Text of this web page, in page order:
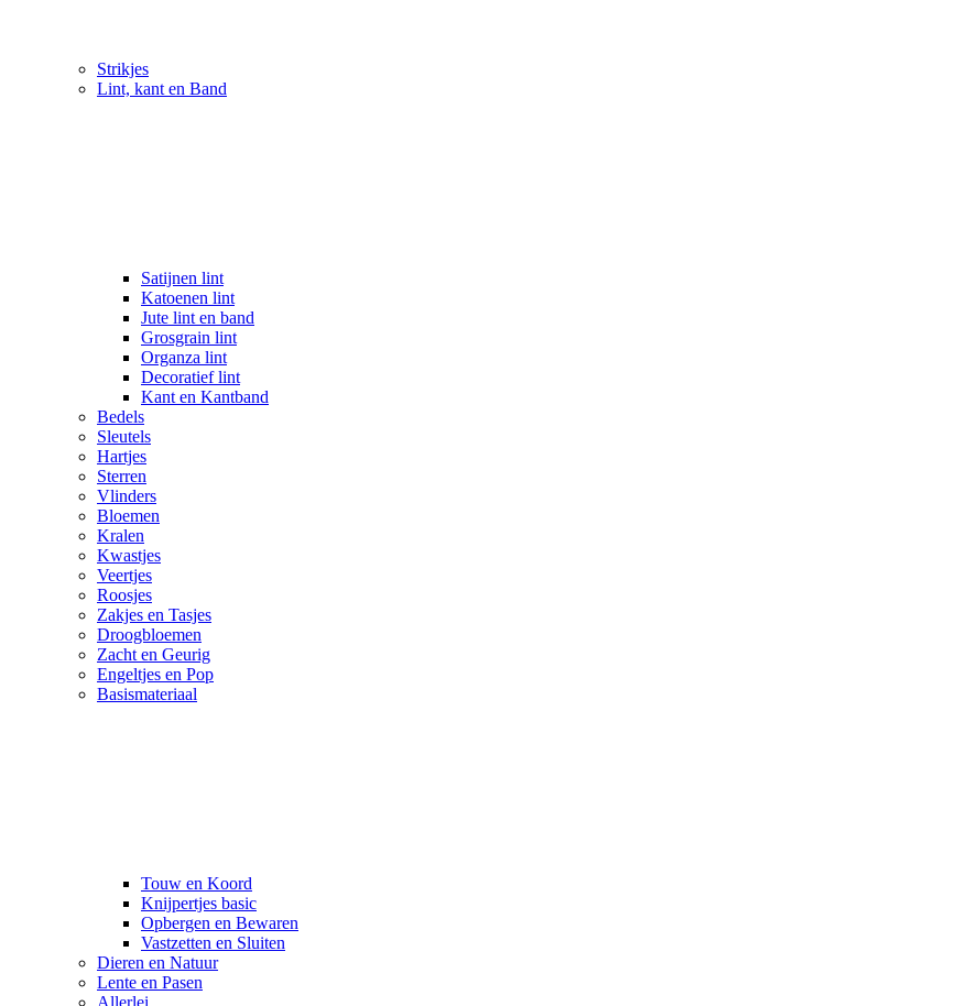
Strikjes
Lint, kant en Band
Satijnen lint
Katoenen lint
Jute lint en band
Grosgrain lint
Organza lint
Decoratief lint
Kant en Kantband
Bedels
Sleutels
Hartjes
Sterren
Vlinders
Bloemen
Kralen
Kwastjes
Veertjes
Roosjes
Zakjes en Tasjes
Droogbloemen
Zacht en Geurig
Engeltjes en Pop
Basismateriaal
Touw en Koord
Knijpertjes basic
Opbergen en Bewaren
Vastzetten en Sluiten
Dieren en Natuur
Lente en Pasen
Allerlei